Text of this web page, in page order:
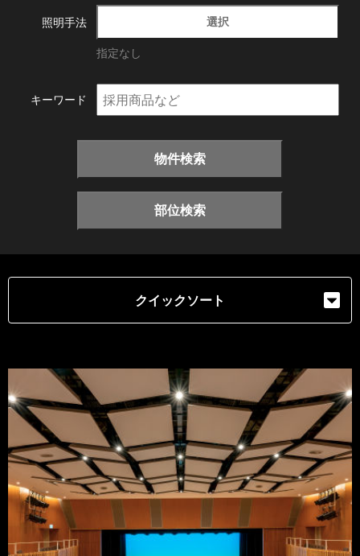
照明手法 選択
指定なし
キーワード
物件検索
部位検索
クイックソート